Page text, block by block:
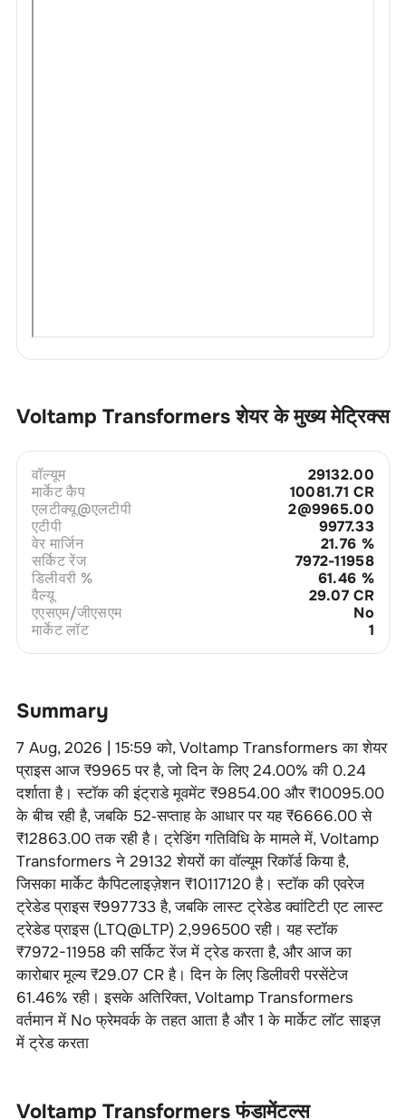
Voltamp Transformers शेयर के मुख्य मेट्रिक्स
वॉल्यूम
29132.00
मार्केट कैप
10081.71 CR
एलटीक्यू@एलटीपी
2@9965.00
एटीपी
9977.33
वेर मार्जिन
21.76 %
सर्किट रेंज
7972-11958
डिलीवरी %
61.46 %
वैल्यू
29.07 CR
एएसएम/जीएसएम
No
मार्केट लॉट
1
Summary
7 Aug, 2026 | 15:59 को, Voltamp Transformers का शेयर
प्राइस आज ₹9965पर है, जो दिन के लिए 24.00% की 0.24
दर्शाता है। स्टॉक की इंट्राडे मूवमेंट ₹9854.00 और ₹10095.00
के बीच रही है, जबकि 52‑सप्ताह के आधार पर यह ₹6666.00 से
₹12863.00 तक रही है। ट्रेडिंग गतिविधि के मामले में,Voltamp
Transformers ने 29132 शेयरों का वॉल्यूम रिकॉर्ड किया है,
जिसका मार्केट कैपिटलाइज़ेशन ₹10117120है। स्टॉक की एवरेज
ट्रेडेड प्राइस ₹997733है, जबकि लास्ट ट्रेडेड क्वांटिटी एट लास्ट
ट्रेडेड प्राइस (LTQ@LTP) 2,996500रही। यह स्टॉक
₹7972-11958 की सर्किट रेंज में ट्रेड करता है, और आज का
कारोबार मूल्य ₹29.07 CRहै। दिन के लिए डिलीवरी परसेंटेज
61.46% रही। इसके अतिरिक्त, Voltamp Transformers
वर्तमान में Noफ्रेमवर्क के तहत आता है और1 के मार्केट लॉट साइज़
में ट्रेड करता
Voltamp Transformers फंडामेंटल्स